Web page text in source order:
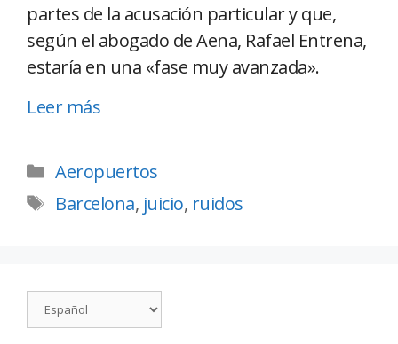
partes de la acusación particular y que,
según el abogado de Aena, Rafael Entrena,
estaría en una «fase muy avanzada».
Leer más
Aeropuertos
Barcelona, juicio, ruidos